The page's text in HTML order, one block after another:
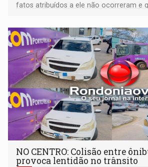
fatos atribuídos a ele não ocorreram e
NO CENTRO: Colisão entre
provoca lentidão no trânsito